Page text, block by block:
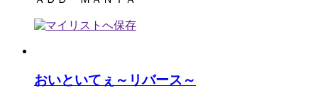
おいといてぇ～リバース～